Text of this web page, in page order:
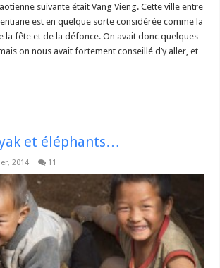
suivante était Vang Vieng. Cette ville entre
est en quelque sorte considérée comme la
la fête et de la défonce. On avait donc quelques
on nous avait fortement conseillé d’y aller, et
et éléphants…
2014 11